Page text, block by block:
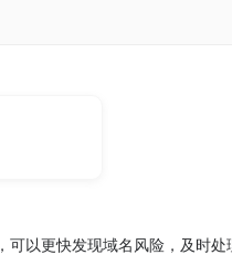
以更快发现域名风险，及时